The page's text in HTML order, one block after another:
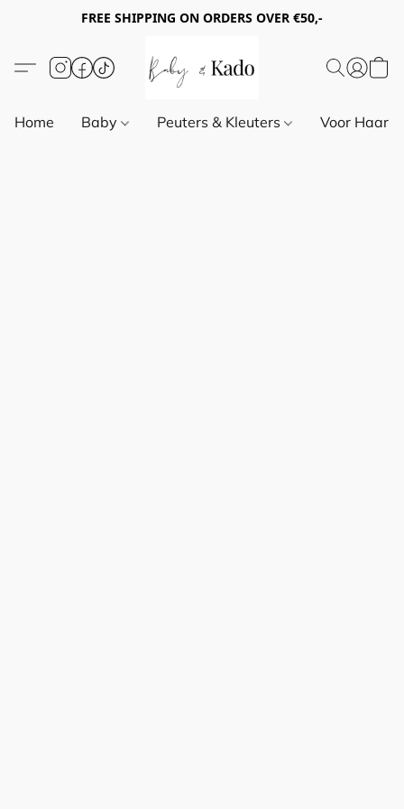
FREE SHIPPING ON ORDERS OVER €50,-
Home Baby Peuters & Kleuters Voor Haar